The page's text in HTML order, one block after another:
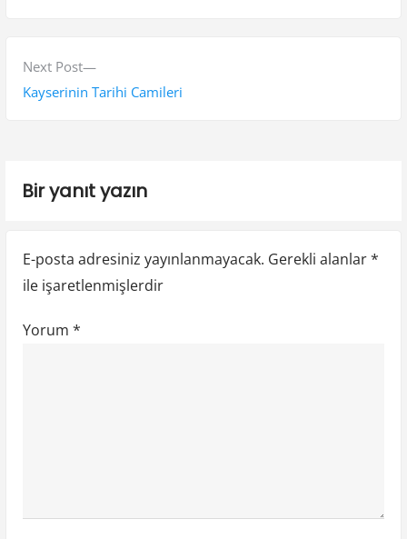
u
s
Next Post
N
e
o
:
Kayserinin Tarihi Camileri
Bir yanıt yazın
E-posta adresiniz yayınlanmayacak. Gerekli alanlar*
ile işaretlenmişlerdir
Yorum *